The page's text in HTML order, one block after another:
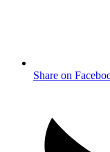
Share on